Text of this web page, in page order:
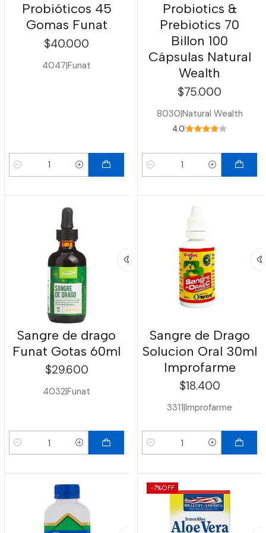
Probióticos 45
Gomas Funat
$40.000
4047|Funat
Cantidad
Probiotics &
Prebiotics 70
Billon 100
Cápsulas Natural
Wealth
$75.000
8030|Natural Wealth
4.0
Cantidad
Sangre de drago
Funat Gotas 60ml
$29.600
4032|Funat
Cantidad
Sangre de Drago
Solucion Oral 30ml
Improfarme
$18.400
3311|Improfarme
Cantidad
-7%OFF